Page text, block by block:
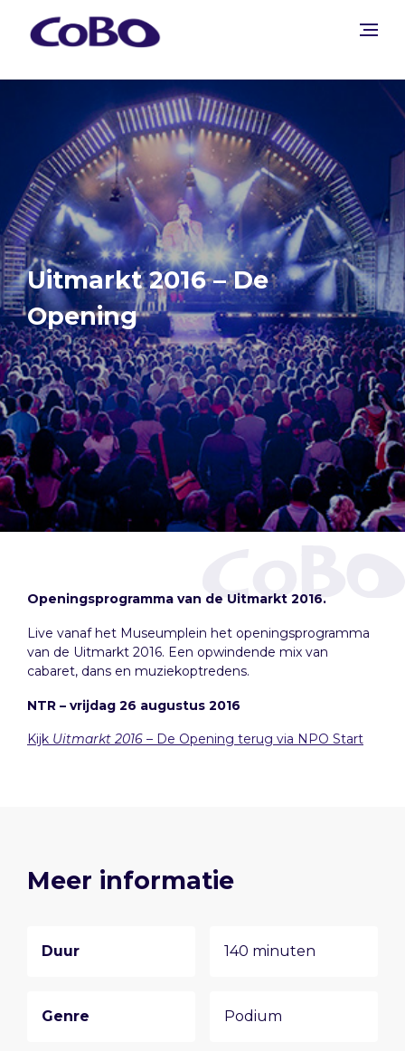
Uitmarkt 2016 – De
Opening
Openingsprogramma van de Uitmarkt 2016.
Live vanaf het Museumplein het openingsprogramma
van de Uitmarkt 2016. Een opwindende mix van
cabaret, dans en muziekoptredens.
NTR – vrijdag 26 augustus 2016
Kijk Uitmarkt 2016 – De Opening terug via NPO Start
Meer informatie
Duur 140 minuten
Genre Podium